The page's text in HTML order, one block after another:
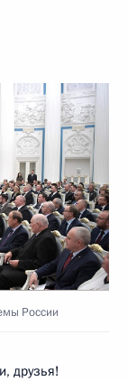
России
друзья!